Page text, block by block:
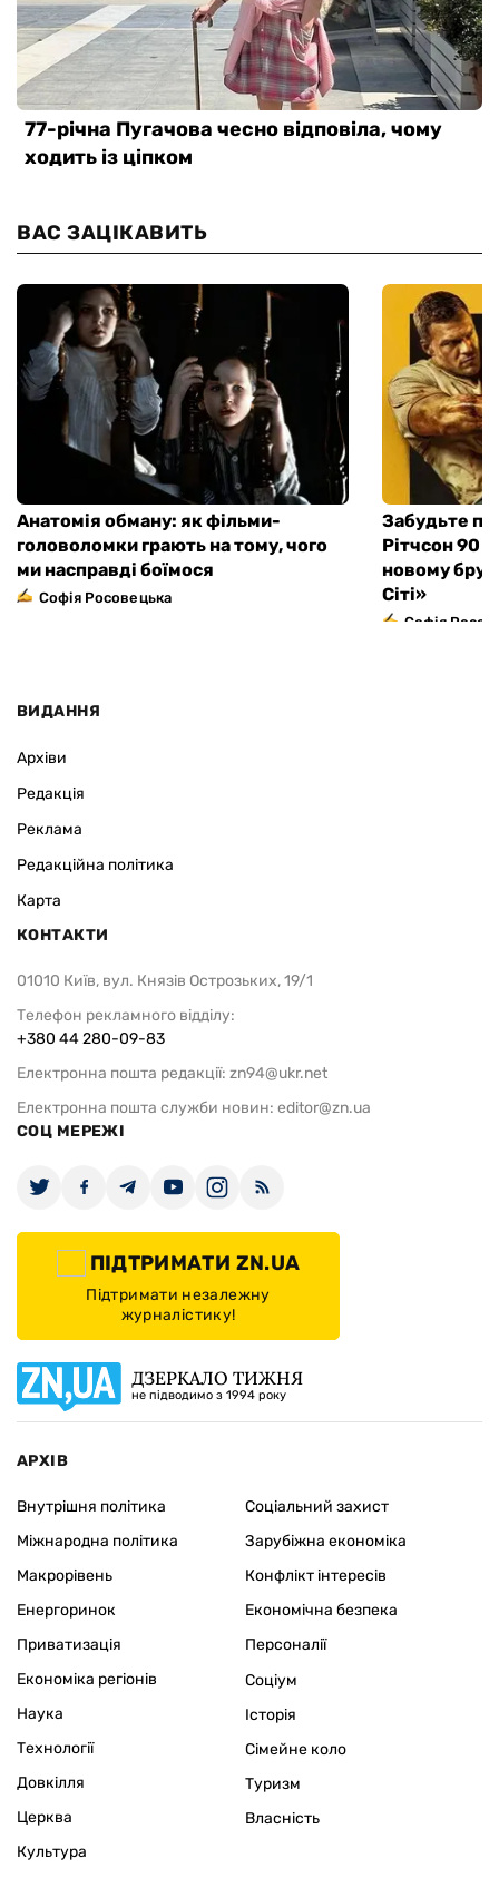
ВАС ЗАЦІКАВИТЬ
Анатомія обману: як фільми-
головоломки грають на тому, чого
ми насправді боїмося
Софія Росовецька
Забудьте
Рітчсон 90
новому
Сіті»
Софія
ВИДАННЯ
Архіви
Редакція
Реклама
Редакційна політика
Карта
КОНТАКТИ
01010 Київ, вул. Князів Острозьких, 19/1
Телефон рекламного відділу:
+380 44 280-09-83
Електронна пошта редакції: zn94@ukr.net
Електронна пошта служби новин: editor@zn.ua
СОЦ МЕРЕЖІ
ПІДТРИМАТИ ZN.UA
Підтримати незалежну
журналістику!
ДЗЕРКАЛО ТИЖНЯ
не підводимо з 1994 року
АРХІВ
Внутрішня політика
Міжнародна політика
Макрорівень
Енергоринок
Приватизація
Економіка регіонів
Соціальний захист
Зарубіжна економіка
Конфлікт інтересів
Економічна безпека
Персоналії
Наука
Технології
Довкілля
Церква
Культура
Соціум
Історія
Сімейне коло
Туризм
Власність